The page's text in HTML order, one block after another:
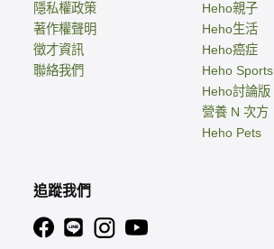
隱私權政策
著作權聲明
徵才資訊
聯絡我們
Heho親子
Heho生活
Heho癌症
Heho Sports
Heho討論版
營養 N 次方
Heho Pets
追蹤我們